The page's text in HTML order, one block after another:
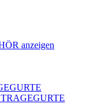
anzeigen